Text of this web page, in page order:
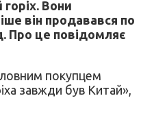
Вони
він продавався по
Про це повідомляє
покупцем
завжди був Китай»,